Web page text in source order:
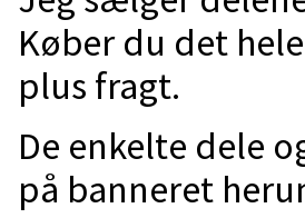
Køber du det
plus fragt.
De enkelte dele
på banneret